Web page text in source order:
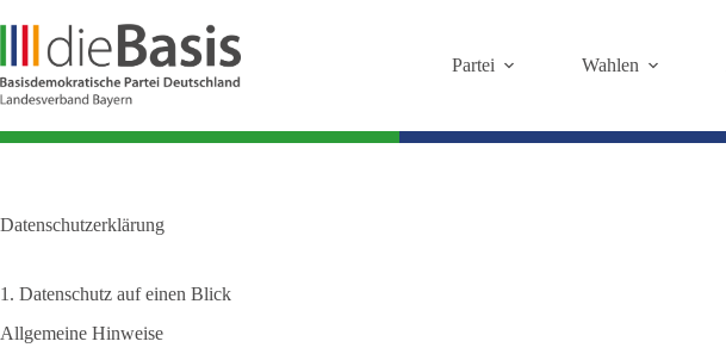
Inhalt
springen
Partei Wahlen
Datenschutzerklärung
1. Datenschutz auf einen Blick
Allgemeine Hinweise